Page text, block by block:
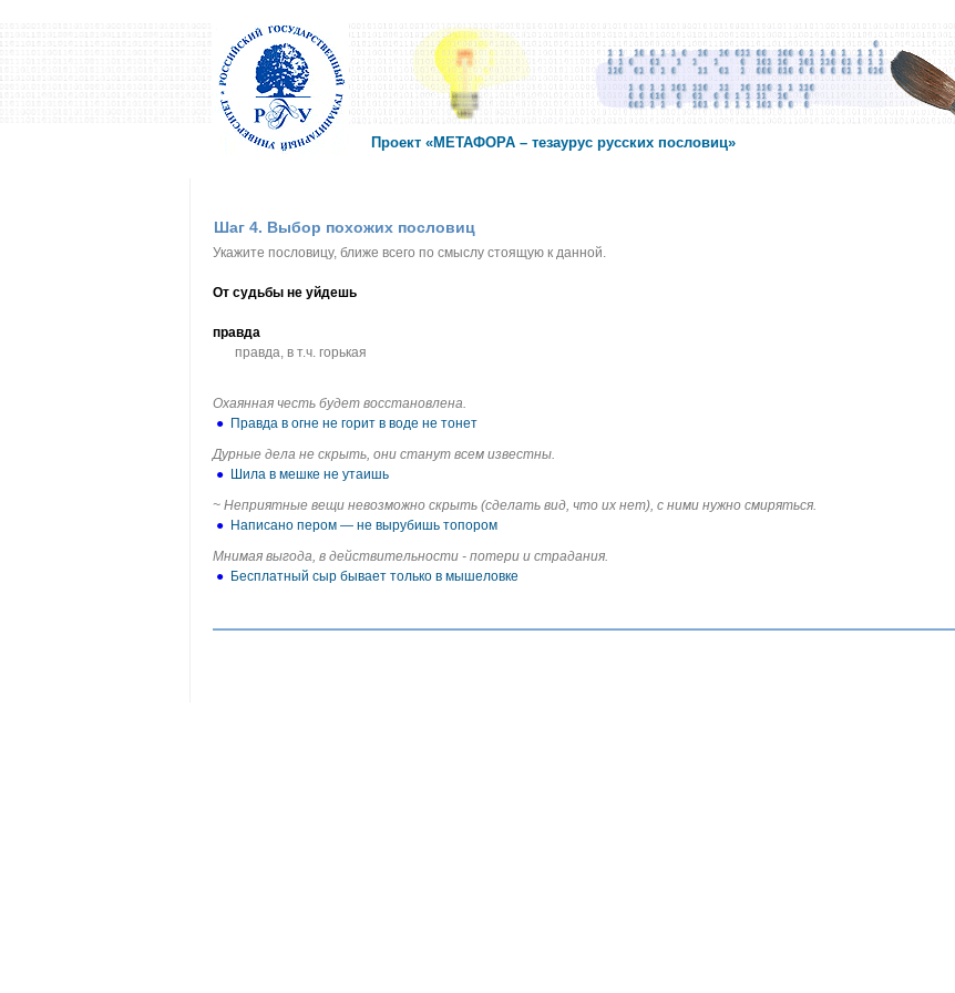
Проект «МЕТАФОРА – тезаурус русских пословиц»
Шаг 4. Выбор похожих пословиц
Укажите пословицу, ближе всего по смыслу стоящую к данной.
От судьбы не уйдешь
правда
правда, в т.ч. горькая
Охаянная честь будет восстановлена.
● Правда в огне не горит в воде не тонет
Дурные дела не скрыть, они станут всем известны.
● Шила в мешке не утаишь
~ Неприятные вещи невозможно скрыть (сделать вид, что их нет), с ними нужно смиряться.
● Написано пером — не вырубишь топором
Мнимая выгода, в действительности - потери и страдания.
● Бесплатный сыр бывает только в мышеловке